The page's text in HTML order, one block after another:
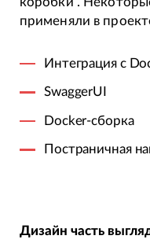
применяли в
Интеграция с
SwaggerUI
Docker-сборка
Постраничная
Дизайн часть